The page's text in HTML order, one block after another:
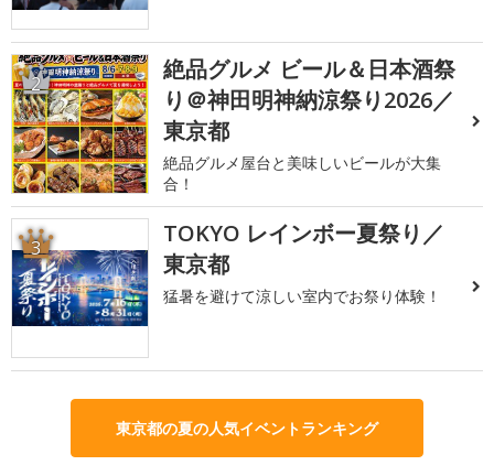
2
絶品グルメ ビール＆日本酒祭
り＠神田明神納涼祭り2026／
東京都
絶品グルメ屋台と美味しいビールが大集
合！
3
TOKYO レインボー夏祭り／
東京都
猛暑を避けて涼しい室内でお祭り体験！
東京都の夏の人気イベントランキング